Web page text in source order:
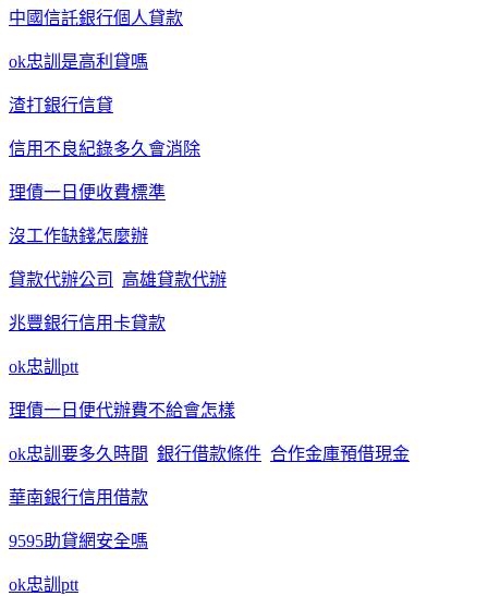
中國信託銀行個人貸款
ok忠訓是高利貸嗎
渣打銀行信貸
信用不良紀錄多久會消除
理債一日便收費標準
沒工作缺錢怎麼辦
貸款代辦公司 高雄貸款代辦
兆豐銀行信用卡貸款
ok忠訓ptt
理債一日便代辦費不給會怎樣
ok忠訓要多久時間 銀行借款條件 合作金庫預借現金
華南銀行信用借款
9595助貸網安全嗎
ok忠訓ptt